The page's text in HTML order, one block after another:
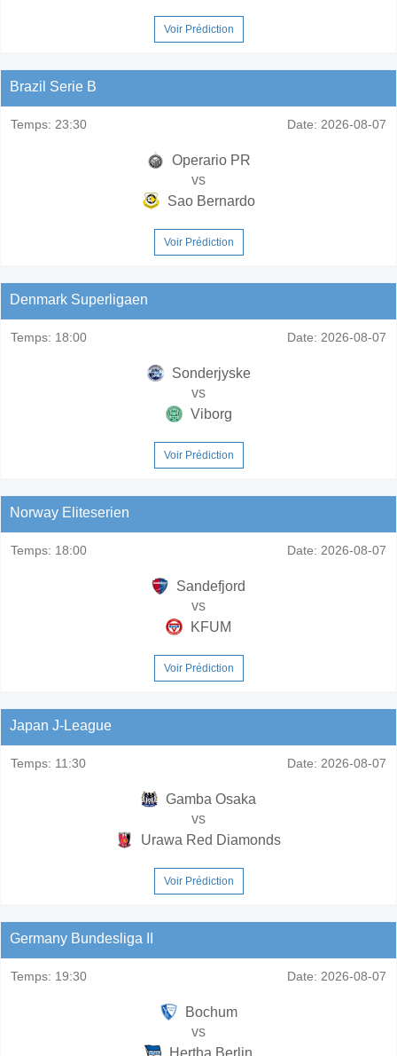
Voir Prédiction
Brazil Serie B
Temps: 23:30 Date: 2026-08-07
Operario PR
vs
Sao Bernardo
Voir Prédiction
Denmark Superligaen
Temps: 18:00 Date: 2026-08-07
Sonderjyske
vs
Viborg
Voir Prédiction
Norway Eliteserien
Temps: 18:00 Date: 2026-08-07
Sandefjord
vs
KFUM
Voir Prédiction
Japan J-League
Temps: 11:30 Date: 2026-08-07
Gamba Osaka
vs
Urawa Red Diamonds
Voir Prédiction
Germany Bundesliga II
Temps: 19:30 Date: 2026-08-07
Bochum
vs
Hertha Berlin